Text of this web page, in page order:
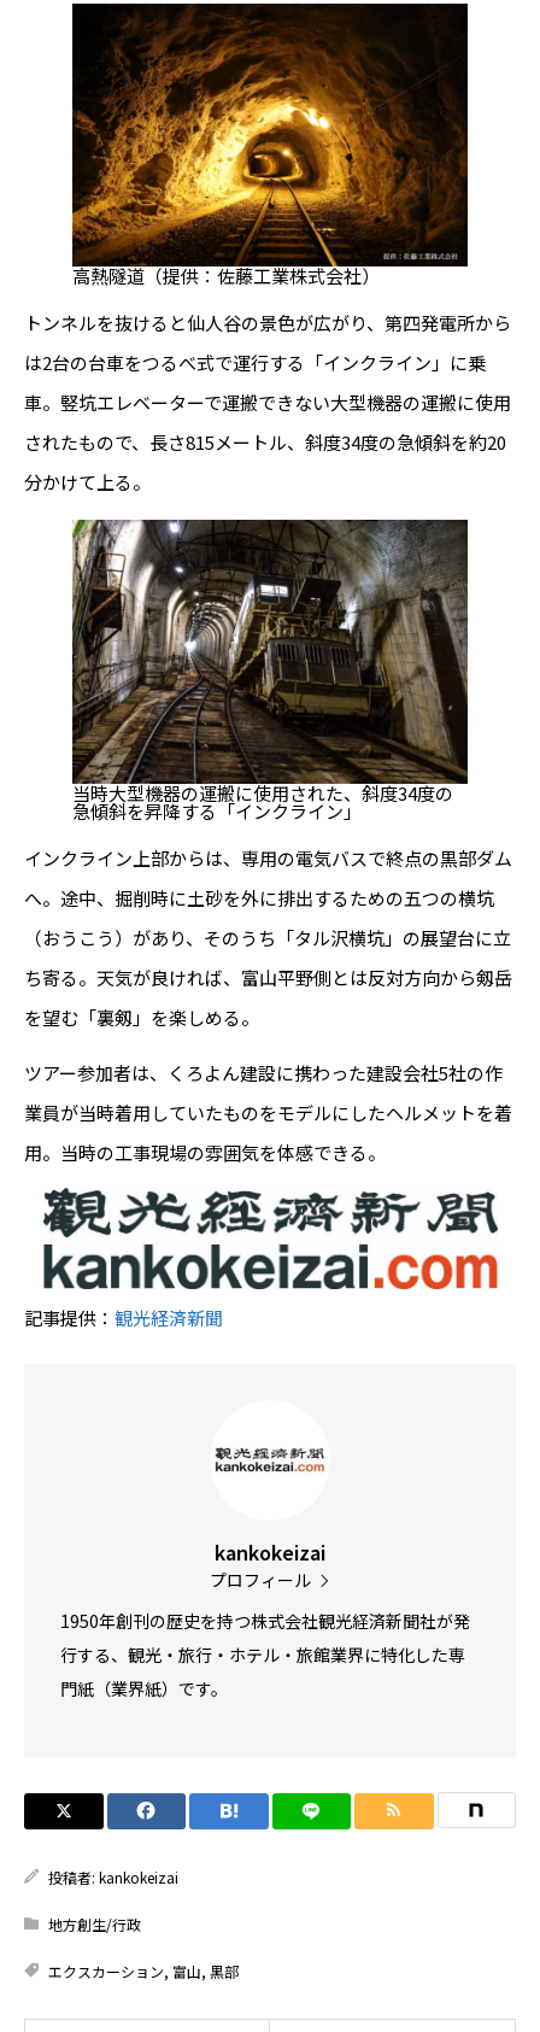
高熱隧道（提供：佐藤工業株式会社）
トンネルを抜けると仙人谷の景色が広がり、第四発電所から
は2台の台車をつるべ式で運行する「インクライン」に乗
車。竪坑エレベーターで運搬できない大型機器の運搬に使用
されたもので、長さ815メートル、斜度34度の急傾斜を約20
分かけて上る。
当時大型機器の運搬に使用された、斜度34度の
急傾斜を昇降する「インクライン」
インクライン上部からは、専用の電気バスで終点の黒部ダム
へ。途中、掘削時に土砂を外に排出するための五つの横坑
（おうこう）があり、そのうち「タル沢横坑」の展望台に立
ち寄る。天気が良ければ、富山平野側とは反対方向から剱岳
を望む「裏剱」を楽しめる。
ツアー参加者は、くろよん建設に携わった建設会社5社の作
業員が当時着用していたものをモデルにしたヘルメットを着
用。当時の工事現場の雰囲気を体感できる。
記事提供： 観光経済新聞
kankokeizai
プロフィール
1950年創刊の歴史を持つ株式会社観光経済新聞社が発
行する、観光・旅行・ホテル・旅館業界に特化した専
門紙（業界紙）です。
投稿者: kankokeizai
地方創生/行政
エクスカーション, 富山, 黒部